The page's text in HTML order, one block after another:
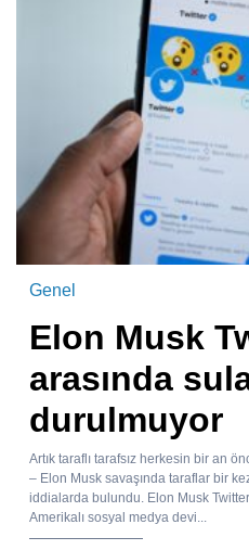
Genel
Elon Musk
arasında
durulmuyor
Artık taraflı tarafsız herkesin bir an
– Elon Musk savaşında taraflar bir
iddialarda bulundu. Elon Musk
Amerikalı sosyal medya devi...